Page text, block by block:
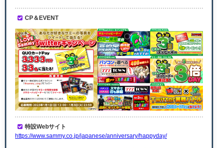
CP＆EVENT
特設Webサイト
https://www.sammy.co.jp/japanese/anniversary/happyday/